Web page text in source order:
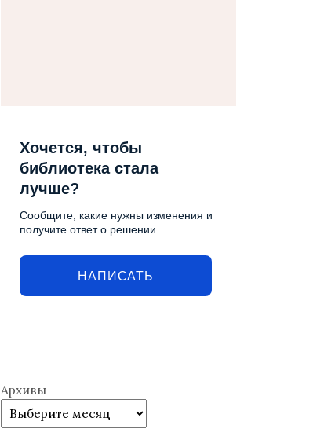
Хочется, чтобы
библиотека стала
лучше?
Сообщите, какие нужны изменения и
получите ответ о решении
НАПИСАТЬ
Архивы